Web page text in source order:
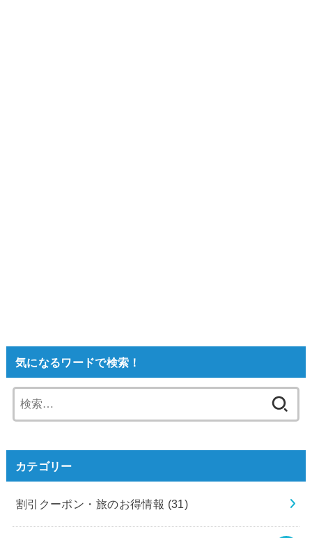
気になるワードで検索！
索:
カテゴリー
割引クーポン・旅のお得情報 (31)